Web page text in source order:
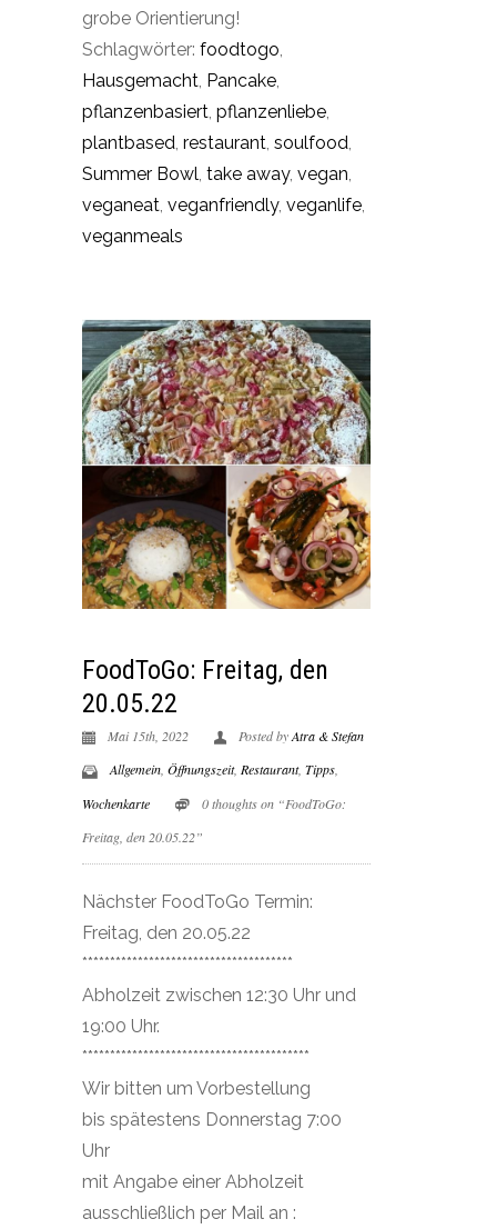
grobe Orientierung!
Schlagwörter: foodtogo,
Hausgemacht, Pancake,
pflanzenbasiert, pflanzenliebe,
plantbased, restaurant, soulfood,
Summer Bowl, take away, vegan,
veganeat, veganfriendly, veganlife,
veganmeals
FoodToGo: Freitag, den
20.05.22
Mai 15th, 2022 Posted byAtra & Stefan
Allgemein, Öffnungszeit, Restaurant, Tipps,
Wochenkarte
0 thoughts on “FoodToGo:
Freitag, den 20.05.22”
Nächster FoodToGo Termin:
Freitag, den 20.05.22
**************************************
Abholzeit zwischen 12:30 Uhr und
19:00 Uhr.
*****************************************
Wir bitten um Vorbestellung
bis spätestens Donnerstag 7:00
Uhr
mit Angabe einer Abholzeit
ausschließlich per Mail an :